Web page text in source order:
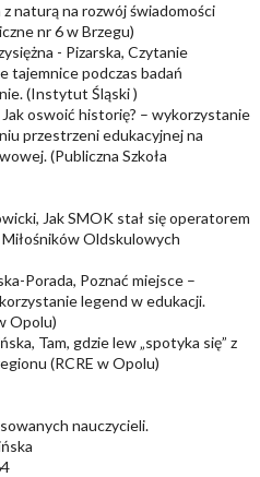
naturą na rozwój świadomości
nr 6 w Brzegu)
- Pizarska, Czytanie
tajemnice podczas badań
(Instytut Śląski )
oswoić historię? – wykorzystanie
przestrzeni edukacyjnej na
(Publiczna Szkoła
Jak SMOK stał się operatorem
Oldskulowych
Porada, Poznać miejsce –
legend w edukacji.
Opolu)
Tam, gdzie lew „spotyka się” z
(RCRE w Opolu)
nauczycieli.